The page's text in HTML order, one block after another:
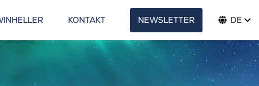
KONTAKT NEWSLETTER DE